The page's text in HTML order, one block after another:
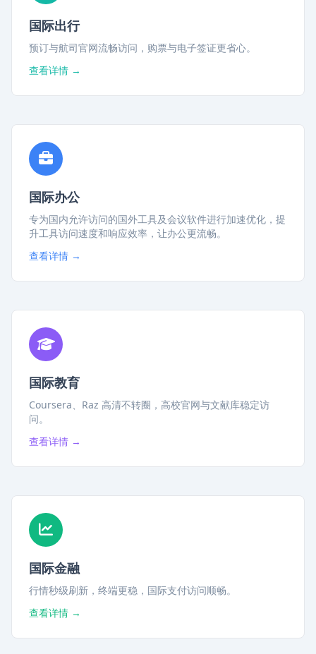
国际出行
预订与航司官网流畅访问，购票与电子签证更省心。
查看详情 →
国际办公
专为国内允许访问的国外工具及会议软件进行加速优化，提
升工具访问速度和响应效率，让办公更流畅。
查看详情 →
国际教育
Coursera、Raz 高清不转圈，高校官网与文献库稳定访
问。
查看详情 →
国际金融
行情秒级刷新，终端更稳，国际支付访问顺畅。
查看详情 →